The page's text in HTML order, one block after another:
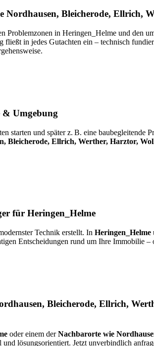
Bleicherode, Ellrich,
Problemzonen in Heringen_Helme und den
fließt in jedes Gutachten ein – technisch
& Umgebung
starten und später z. B. eine baubegleitende
Bleicherode, Ellrich, Werther, Harztor,
für Heringen_Helme
Technik erstellt. In Heringen_Helme
Entscheidungen rund um Ihre Immobilie
Bleicherode, Ellrich,
oder einem derNachbarorte wie
lösungsorientiert. Jetzt unverbindlich